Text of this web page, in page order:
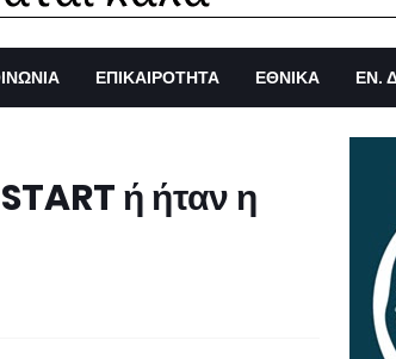
ΕΠΙΚΑΙΡΟΤΗΤΑ ΕΘΝΙΚΑ ΕΝ.
ή ήταν η